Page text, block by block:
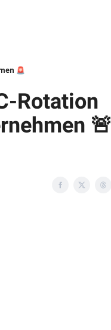
🚨
Rotation
🚨